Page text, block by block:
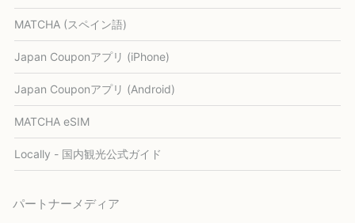
MATCHA (スペイン語)
Japan Couponアプリ (iPhone)
Japan Couponアプリ (Android)
MATCHA eSIM
Locally - 国内観光公式ガイド
パートナーメディア